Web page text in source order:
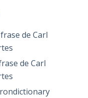
de Carl
de Carl